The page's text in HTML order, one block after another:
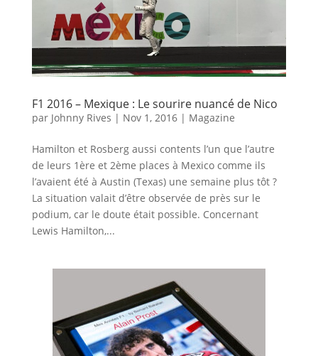
F1 2016 – Mexique : Le sourire nuancé de Nico
par Johnny Rives | Nov 1, 2016| Magazine
Hamilton et Rosberg aussi contents l’un que l’autre
de leurs 1ère et 2ème places à Mexico comme ils
l’avaient été à Austin (Texas) une semaine plus tôt ?
La situation valait d’être observée de près sur le
podium, car le doute était possible. Concernant
Lewis Hamilton,...